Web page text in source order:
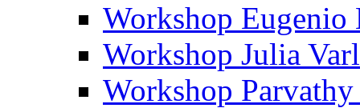
Workshop Eugenio
Workshop Julia
Workshop